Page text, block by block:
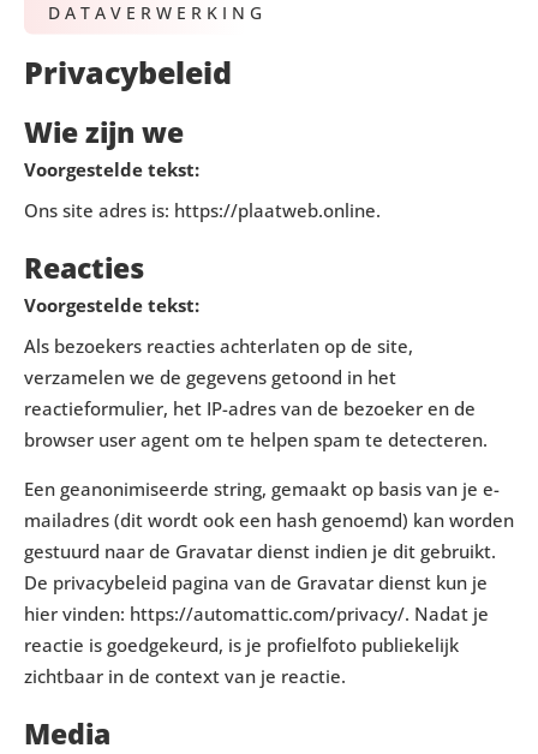
DATAVERWERKING
Privacybeleid
Wie zijn we
Voorgestelde tekst:
Ons site adres is: https://plaatweb.online.
Reacties
Voorgestelde tekst:
Als bezoekers reacties achterlaten op de site,
verzamelen we de gegevens getoond in het
reactieformulier, het IP-adres van de bezoeker en de
browser user agent om te helpen spam te detecteren.
Een geanonimiseerde string, gemaakt op basis van je e-
mailadres (dit wordt ook een hash genoemd) kan worden
gestuurd naar de Gravatar dienst indien je dit gebruikt.
De privacybeleid pagina van de Gravatar dienst kun je
hier vinden: https://automattic.com/privacy/. Nadat je
reactie is goedgekeurd, is je profielfoto publiekelijk
zichtbaar in de context van je reactie.
Media